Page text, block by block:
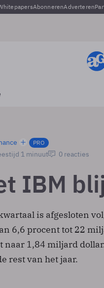
AbonnerenAdverteren
PRO
1 minuut 0 reacties
IBM
is afgesloten
6,6 procent tot 22
naar 1,84 miljard
rest van het jaar.